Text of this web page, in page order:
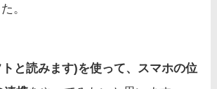
。
と読みます)を使って、スマホの位